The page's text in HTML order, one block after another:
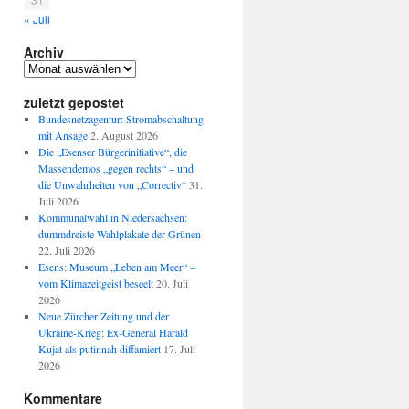
« Juli
Archiv
Archiv
zuletzt gepostet
Bundesnetzagentur: Stromabschaltung
mit Ansage 2. August 2026
Die „Esenser Bürgerinitiative“, die
Massendemos „gegen rechts“ – und
die Unwahrheiten von „Correctiv“ 31.
Juli 2026
Kommunalwahl in Niedersachsen:
dummdreiste Wahlplakate der Grünen
22. Juli 2026
Esens: Museum „Leben am Meer“ –
vom Klimazeitgeist beseelt 20. Juli
2026
Neue Zürcher Zeitung und der
Ukraine-Krieg: Ex-General Harald
Kujat als putinnah diffamiert 17. Juli
2026
Kommentare